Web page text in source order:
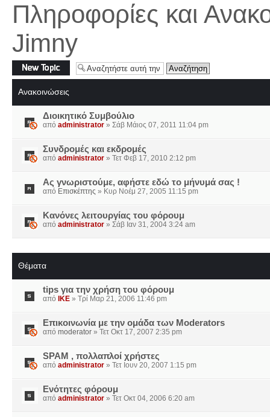
Πληροφορίες και
Jimny
Δημιουργία νέου
θέματος
Ανακοινώσεις
Διοικητικό Συμβούλιο
από administrator » Σάβ Μάιος 07, 2011 11:04 pm
Συνδρομές και εκδρομές
από administrator » Τετ Φεβ 17, 2010 2:12 pm
Ας γνωριστούμε, αφήστε εδώ το μήνυμά σας !
από Επισκέπτης » Κυρ Νοέμ 27, 2005 11:15 pm
Κανόνες λειτουργίας του φόρουμ
από administrator » Σάβ Ιαν 31, 2004 3:24 am
Θέματα
tips για την χρήση του φόρουμ
από IKE » Τρί Μαρ 21, 2006 11:46 pm
Επικοινωνία με την ομάδα των Moderators
από moderator » Τετ Οκτ 17, 2007 2:35 pm
SPAM , πολλαπλοί χρήστες
από administrator » Τετ Ιουν 20, 2007 1:15 pm
Ενότητες φόρουμ
από administrator » Τετ Οκτ 04, 2006 6:20 am